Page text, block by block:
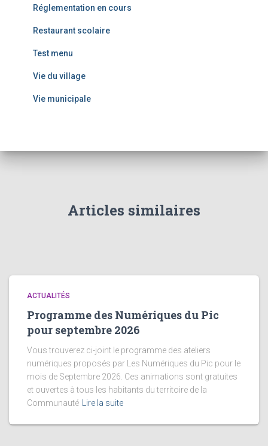
Réglementation en cours
Restaurant scolaire
Test menu
Vie du village
Vie municipale
Articles similaires
ACTUALITÉS
Programme des Numériques du Pic
pour septembre 2026
Vous trouverez ci-joint le programme des ateliers
numériques proposés par Les Numériques du Pic pour le
mois de Septembre 2026. Ces animations sont gratuites
et ouvertes à tous les habitants du territoire de la
Communauté Lire la suite